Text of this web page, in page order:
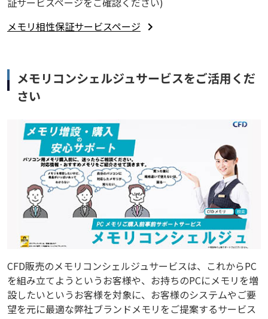
メモリ相性保証サービスページ
メモリコンシェルジュサービスをご活用くだ
さい
CFD販売のメモリコンシェルジュサービスは、これからPC
を組み立てようというお客様や、お持ちのPCにメモリを増
設したいというお客様を対象に、お客様のシステムやご要
望を元に最適な弊社ブランドメモリをご提案するサービス